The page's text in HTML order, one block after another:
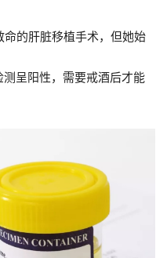
的肝脏移植手术，但她始
呈阳性，需要戒酒后才能